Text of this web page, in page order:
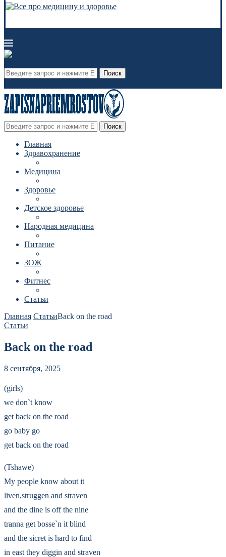
Поиск
Поиск
Главная
Здравохранение
Медицина
Здоровье
Детское здоровье
Народная медицина
Питание
ЗОЖ
Фитнес
Статьи
Главная СтатьиBack on the road
Статьи
Back on the road
8 сентября, 2025
(girls)
we don`t know
get back on the road
go baby go
get back on the road
(Tshawe)
My people know about it
liven,struggen and straven
and the dine is off the nine
tranna get bosse`n it blind
and the sicret is hard to find
in east they diggin and straven